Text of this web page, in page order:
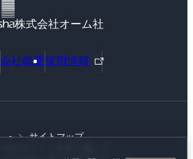
株式会社オーム社
会社概要採用情報
外
部
ン
サイトマップ